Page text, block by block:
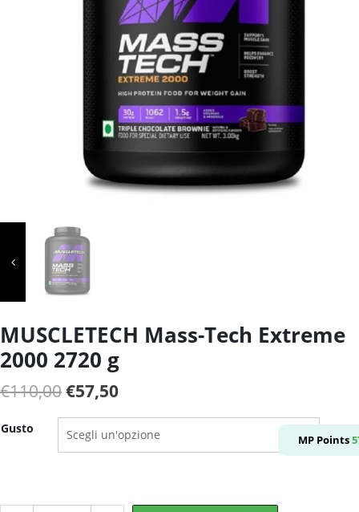
MUSCLETECH Mass-Tech Extreme
2000 2720 g
€110,00Il
prezzo
originale
€57,50Il
prezzo
attuale
MP Points
Gusto